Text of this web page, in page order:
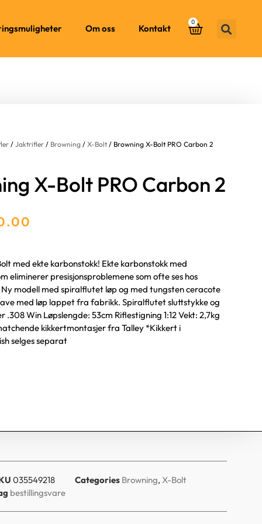
Om oss Kontakt
0
/Jaktrifler / Browning /X-Bolt / Browning X-Bolt PRO Carbon 2
X-Bolt PRO Carbon 2
med ekte karbonstokk! Ekte karbonstokk med
eliminerer presisjonsproblemene som ofte ses hos
modell med spiralflutet løp og med tungsten ceracote
med løp lappet fra fabrikk. Spiralflutet sluttstykke og
.308 Win Løpslengde: 53cm Riflestigning 1:12 Vekt: 2,7kg
kikkertmontasjer fra Talley *Kikkert i
selges separat
035549218 Categories Browning, X-Bolt
bestillingsvare